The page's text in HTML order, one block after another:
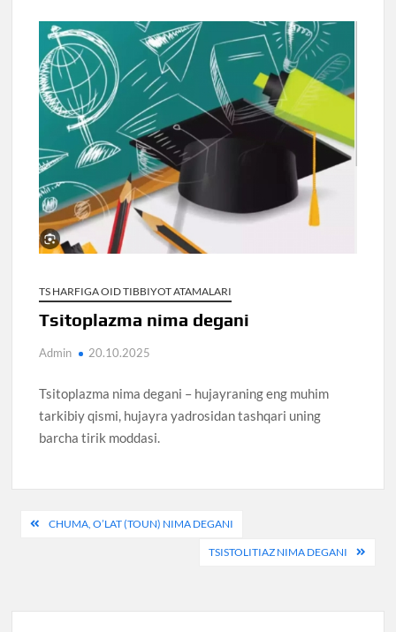
TS HARFIGA OID TIBBIYOT ATAMALARI
Tsitoplazma nima degani
Admin 20.10.2025
Tsitoplazma nima degani – hujayraning eng muhim
tarkibiy qismi, hujayra yadrosidan tashqari uning
barcha tirik moddasi.
PostCHUMA, O’LAT (TOUN) NIMA DEGANI
TSISTOLITIAZ NIMA DEGANI